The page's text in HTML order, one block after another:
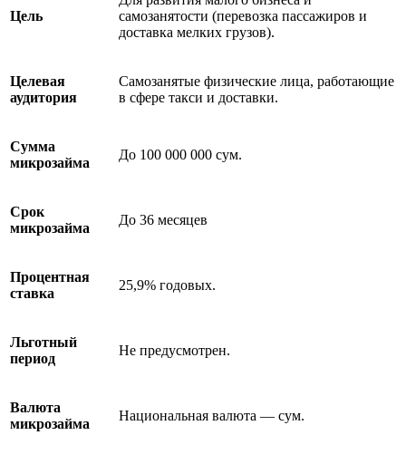
Цель
самозанятости (перевозка пассажиров и
доставка мелких грузов).
Целевая
аудитория
Самозанятые физические лица, работающие
в сфере такси и доставки.
Сумма
микрозайма
До 100 000 000 сум.
Срок
микрозайма
До 36 месяцев
Процентная
ставка
25,9% годовых.
Льготный
период
Не предусмотрен.
Валюта
микрозаймa
Национальная валюта — сум.